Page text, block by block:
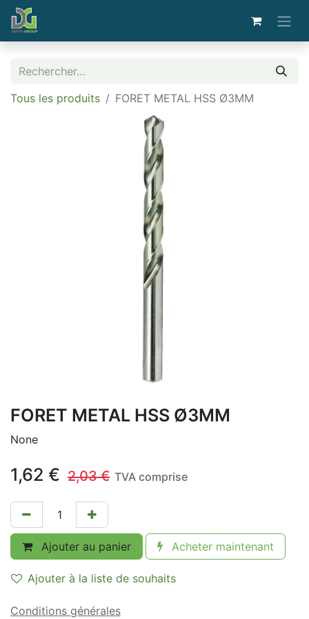
Tous les produits FORET METAL HSS Ø3MM
FORET METAL HSS Ø3MM
None
1,62 € 2,03€ TVA comprise
Ajouter au panier Acheter maintenant
Ajouter à la liste de souhaits
Conditions générales